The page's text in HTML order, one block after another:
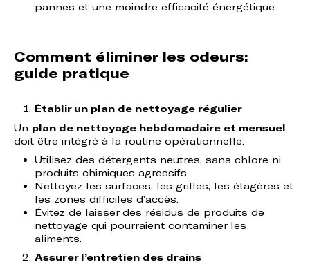
pannes et une moindre efficacité énergétique.
Comment éliminer les odeurs:
guide pratique
Établir un plan de nettoyage régulier
Un plan de nettoyage hebdomadaire et mensuel
doit être intégré à la routine opérationnelle.
Utilisez des détergents neutres, sans chlore ni
produits chimiques agressifs.
Nettoyez les surfaces, les grilles, les étagères et
les zones difficiles d’accès.
Évitez de laisser des résidus de produits de
nettoyage qui pourraient contaminer les
aliments.
Assurer l’entretien des drains